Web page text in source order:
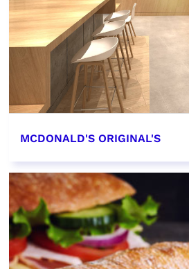
MCDONALD'S ORIGINAL'S
EN SAVOIR PLUS